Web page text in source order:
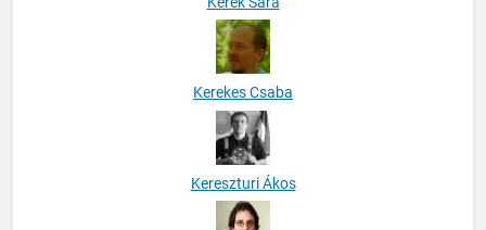
Kerekes Csaba
Kereszturi Ákos